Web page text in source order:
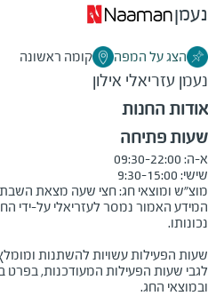
נעמן
הצג על המפה קומה ראשונה
נעמן עזריאלי אילון
אודות החנות
שעות פתיחה
מוצ״ש ומוצאי חג: חצי שעה מצאת השבת/
המידע האמור נמסר לעזריאלי על-ידי
שעות הפעילות עשויות להשתנות
לגבי שעות הפעילות המעודכנות, בפרט
ובמוצאי החג.